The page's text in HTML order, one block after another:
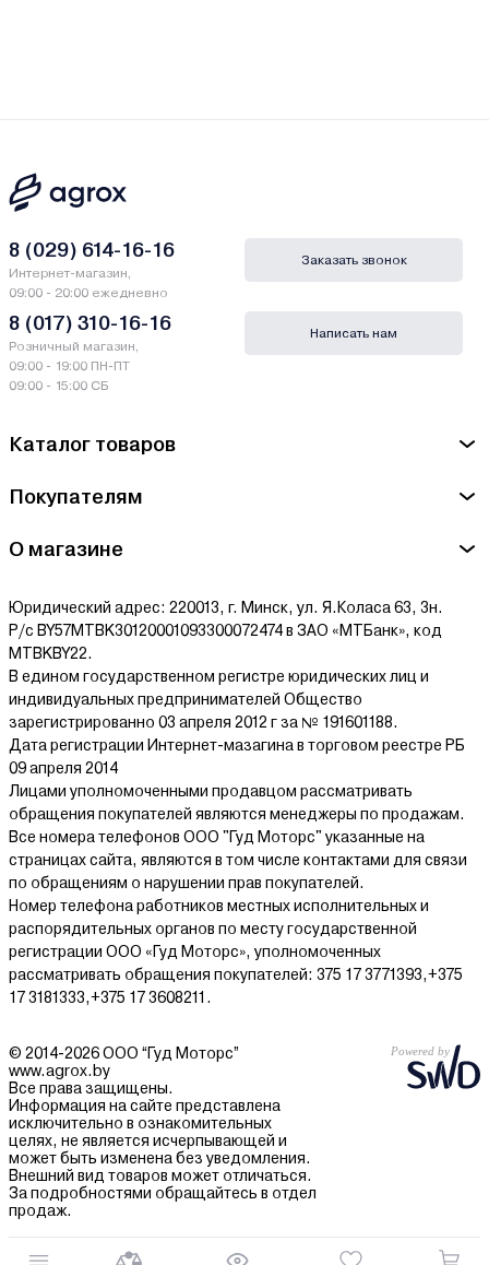
Каталог товаров
Покупателям
О магазине
Юридический адрес: 220013, г. Минск, ул. Я.Коласа 63, 3н.
Р/с BY57MTBK30120001093300072474 в ЗАО «МТБанк», код
MTBKBY22.
В едином государственном регистре юридических лиц и
индивидуальных предпринимателей Общество
зарегистрированно 03 апреля 2012 г за № 191601188.
Дата регистрации Интернет-мазагина в торговом реестре РБ
09 апреля 2014
Лицами уполномоченными продавцом рассматривать
обращения покупателей являются менеджеры по продажам.
Все номера телефонов ООО "Гуд Моторс" указанные на
страницах сайта, являются в том числе контактами для связи
по обращениям о нарушении прав покупателей.
Номер телефона работников местных исполнительных и
распорядительных органов по месту государственной
регистрации ООО «Гуд Моторс», уполномоченных
рассматривать обращения покупателей: 375 17 3771393,+375
17 3181333,+375 17 3608211.
8 (029) 614-16-16
Интернет-магазин,
09:00 - 20:00 ежедневно
8 (017) 310-16-16
Розничный магазин,
09:00 - 19:00 ПН-ПТ
09:00 - 15:00 СБ
Заказать звонок
Написать нам
© 2014-2026 ООО “Гуд Моторс”
www.agrox.by
Все права защищены.
Информация на сайте представлена
исключительно в ознакомительных
целях, не является исчерпывающей и
может быть изменена без уведомления.
Внешний вид товаров может отличаться.
За подробностями обращайтесь в отдел
продаж.